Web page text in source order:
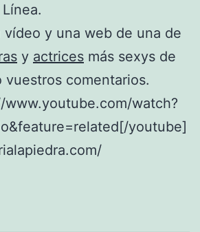
vídeo y una web de una de
y actrices más sexys de
vuestros comentarios.
watch?
youtube]